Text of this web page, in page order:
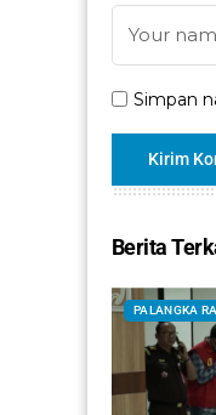
Simpan
Berita
PALANGKA